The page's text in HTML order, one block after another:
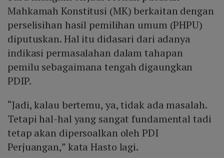
Mahkamah Konstitusi (MK) berkaitan dengan
perselisihan hasil pemilihan umum (PHPU)
diputuskan. Hal itu didasari dari adanya
indikasi permasalahan dalam tahapan
pemilu sebagaimana tengah digaungkan
PDIP.
“Jadi, kalau bertemu, ya, tidak ada masalah.
Tetapi hal-hal yang sangat fundamental tadi
tetap akan dipersoalkan oleh PDI
Perjuangan,” kata Hasto lagi.